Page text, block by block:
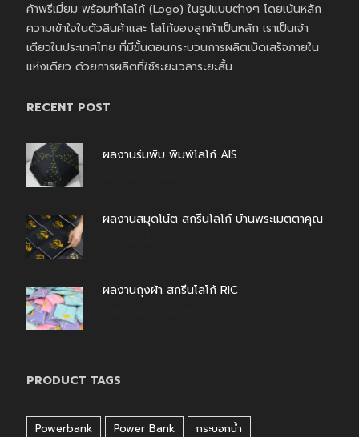
ค้าพรีเมี่ยม พร้อมทำโลโก้ (Logo) ในรูปแบบต่างๆ โดยเน้นหลัก
ความเข้าใจในตัวสินค้าและ โลโก้ของลูกค้าเป็นหลัก เราเป็นเจ้า
เดียวในประเทศไทย ที่มีขั้นตอนกระบวนการผลิตเบ็ดเสร็จภายใน
แห่งเดียว ด้วยการผลิตที่ใช้ระยะเวลาระยะสั้น..
RECENT POST
ผลงานร่มพับ พิมพ์โลโก้ AIS
ผลงานสมุดโน้ต สกรีนโลโก้ บ้านพระเมตตาคุณ
ผลงานถุงผ้า สกรีนโลโก้ RIC
PRODUCT TAGS
Powerbank Power Bank
กระบอกน้ำ